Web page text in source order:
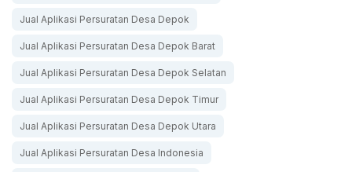
Jual Aplikasi Persuratan Desa Depok
Jual Aplikasi Persuratan Desa Depok Barat
Jual Aplikasi Persuratan Desa Depok Selatan
Jual Aplikasi Persuratan Desa Depok Timur
Jual Aplikasi Persuratan Desa Depok Utara
Jual Aplikasi Persuratan Desa Indonesia